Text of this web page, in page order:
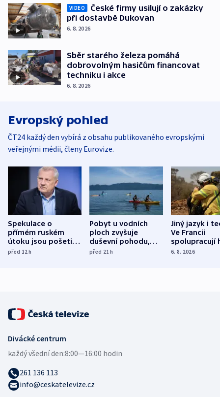
VIDEO
České firmy usilují o zakázky
při dostavbě Dukovan
6. 8. 2026
Sběr starého železa pomáhá
dobrovolným hasičům financovat
techniku i akce
6. 8. 2026
Evropský pohled
ČT24 každý den vybírá z obsahu publikovaného evropskými
veřejnými médii, členy Eurovize.
Spekulace o
přímém ruském
útoku jsou pošetilé,
míní estonský
před 12h
Pobyt u vodních
ploch zvyšuje
duševní pohodu,
ukázala
před 21h
Jiný jazyk i
Ve Francii
spolupracují
různých zemí
6. 8. 2026
Divácké centrum
každý všední den:8:00—16:00 hodin
261 136 113
info@ceskatelevize.cz